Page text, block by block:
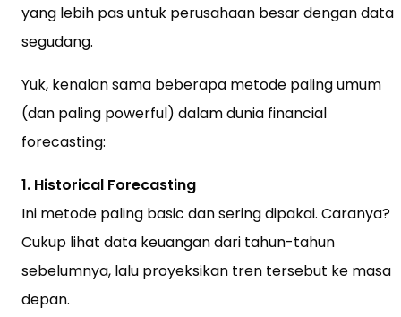
yang lebih pas untuk perusahaan besar dengan data
segudang.
Yuk, kenalan sama beberapa metode paling umum
(dan paling powerful) dalam dunia financial
forecasting:
1. Historical Forecasting
Ini metode paling basic dan sering dipakai. Caranya?
Cukup lihat data keuangan dari tahun-tahun
sebelumnya, lalu proyeksikan tren tersebut ke masa
depan.